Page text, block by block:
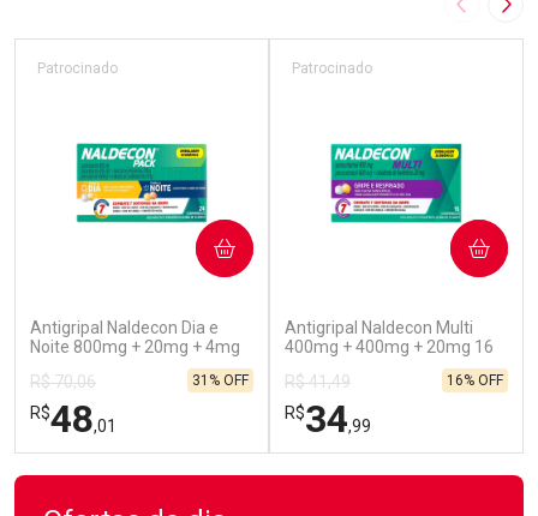
Imagem
Antigripal Naldecon Dia e
Noite 800mg + 20mg + 4mg
Patrocinado
R$ 70,06
R$48,01
31% OFF
COMPRAR
Antigripal Naldecon Multi
400mg + 400mg + 20mg 16
Patrocinado
R$ 41,49
R$34,99
16% OFF
COMPRAR